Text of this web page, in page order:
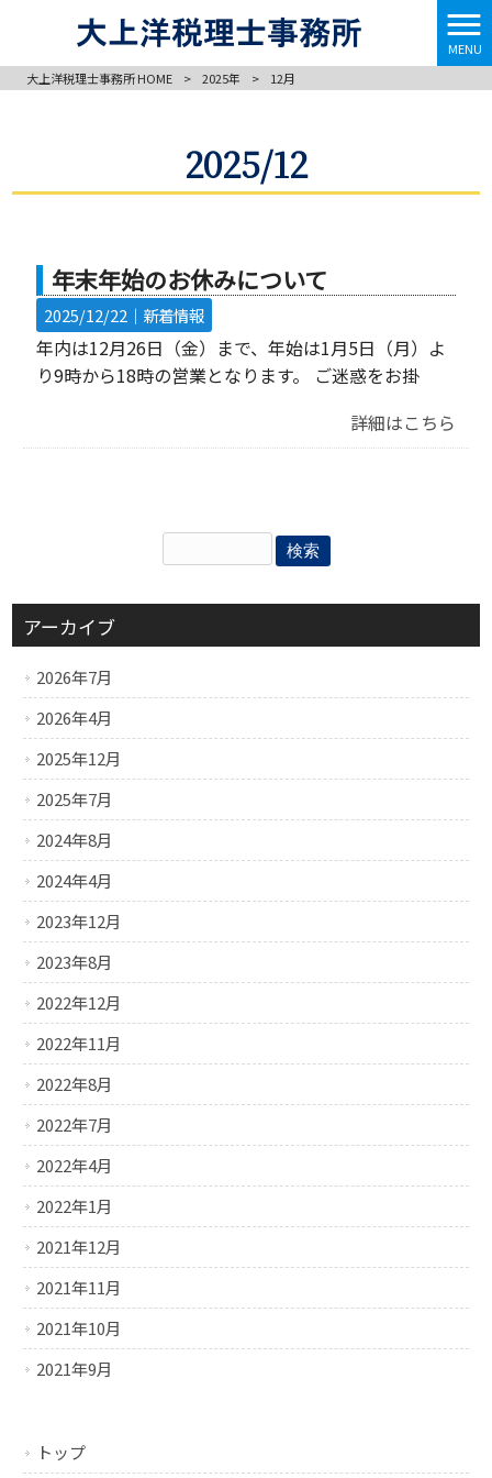
MENU
大上洋税理士事務所 HOME
> 2025年 > 12月
2025/12
年末年始のお休みについて
2025/12/22｜ 新着情報
年内は12月26日（金）まで、年始は1月5日（月）よ
り9時から18時の営業となります。 ご迷惑をお掛
詳細はこちら
アーカイブ
2026年7月
2026年4月
2025年12月
2025年7月
2024年8月
2024年4月
2023年12月
2023年8月
2022年12月
2022年11月
2022年8月
2022年7月
2022年4月
2022年1月
2021年12月
2021年11月
2021年10月
2021年9月
トップ